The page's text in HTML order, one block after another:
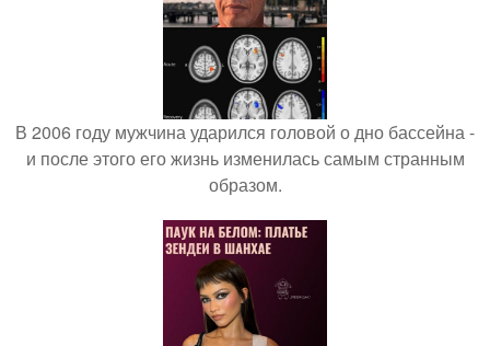
В 2006 году мужчина ударился головой о дно бассейна -
и после этого его жизнь изменилась самым странным
образом.